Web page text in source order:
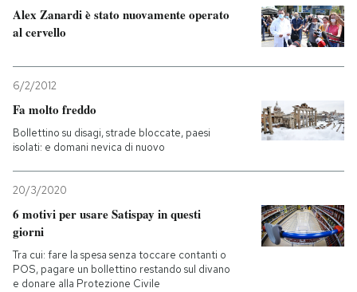
PODCAST
NEWSLETTER
I MIEI PREFERITI
SHOP
Alex Zanardi è stato nuovamente operato
al cervello
6/2/2012
Fa molto freddo
Bollettino su disagi, strade bloccate, paesi
isolati: e domani nevica di nuovo
20/3/2020
6 motivi per usare Satispay in questi
giorni
Tra cui: fare la spesa senza toccare contanti o
POS, pagare un bollettino restando sul divano
e donare alla Protezione Civile